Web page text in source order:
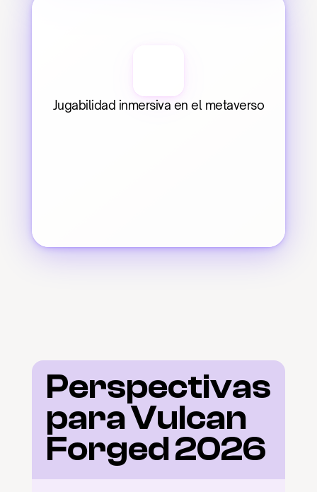
Jugabilidad inmersiva en el metaverso
Perspectivas
para Vulcan
Forged 2026